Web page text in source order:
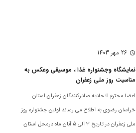
schedule 26 مهر 1403
نمایشگاه وجشنواره غذا ، موسیقی وعکس به
مناسبت روز ملی زعفران
اعضا محترم اتحادیه صادرکنندگان زعفران استان
خراسان رضوی به اطلاع می رساند اولین جشنواره روز
ملی زعفران در تاریخ 3 الی 5 آبان ماه درمحل استان